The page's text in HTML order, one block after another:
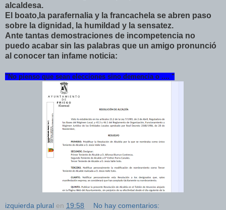
alcaldesa.
El boato,la parafernalia y la francachela se abren paso
sobre la dignidad, la humildad y la sensatez.
Ante tantas demostraciones de incompetencia no
puedo acabar sin las palabras que un amigo pronunció
al conocer tan infame noticia:
"No pienso que sean elecciones sino demencia o .... "
izquierda plural en 19:58 No hay comentarios: